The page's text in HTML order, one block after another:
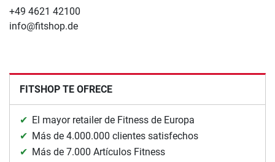
+49 4621 42100
info@fitshop.de
FITSHOP TE OFRECE
El mayor retailer de Fitness de Europa
Más de 4.000.000 clientes satisfechos
Más de 7.000 Artículos Fitness